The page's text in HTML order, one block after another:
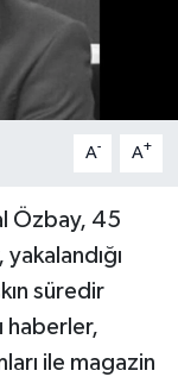
A- A+
Özbay, 45
süredir
haberler,
ile magazin